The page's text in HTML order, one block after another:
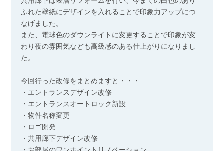
ふれた壁紙にデザインを入れることで印象力アップにつ
なげました。
また、電球色のダウンライトに変更することで印象が変
わり夜の雰囲気なども高級感のある仕上がりになりまし
た。
今回行った改修をまとめますと・・・
・エントランスデザイン改修
・エントランスオートロック新設
・物件名称変更
・ロゴ開発
・共用廊下デザイン改修